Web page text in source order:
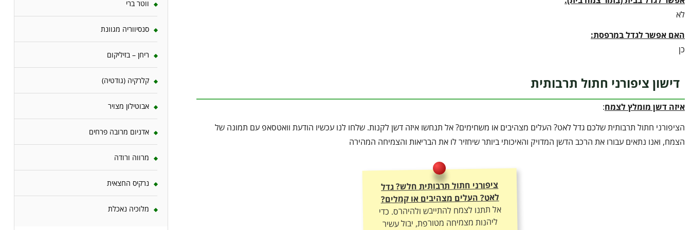
לא
האם אפשר לגדל במרפסת:
כן
דישון ציפורני חתול תרבותית
איזה דשן מומלץ לצמח:
הציפורני חתול תרבותית שלכם גדל לאט? העלים מצהיבים או משחימים? אל תנחשו איזה דשן לקנות. שלחו לנו עכשיו הודעת וואטסאפ עם תמונה של
הצמח, ואנו נתאים עבורו את הרכב הדשן המדויק והאיכותי ביותר שיחזיר לו את הבריאות והצמיחה המהירה
ציפורני חתול תרבותית חלש? גדל
לאט? העלים מצהיבים או קמלים?
אל תתנו לצמח להתייבש ולהיהרס. כדי
ליהנות מצמיחה מטורפת, יבול עשיר
ועלוקה ירוקה – חובה להתאים לו את
ווטר ברי
סנסיווריה מגוונת
ריחן – בזיליקום
קלרקיה (גודטיה)
אבוטילון מצויר
אדניום מרובה פרחים
מרווה ורודה
נרקיס החצאית
מלוכיה נאכלת